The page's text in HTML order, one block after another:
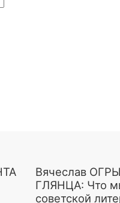
Вячеслав
ГЛЯНЦА: Что
советской